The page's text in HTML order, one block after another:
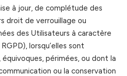
à jour, de complétude des
droit de verrouillage ou
des Utilisateurs à caractère
lorsqu’elles sont
périmées, ou dont la
ou la conservation